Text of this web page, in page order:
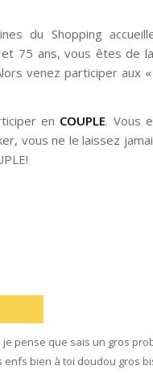
du Shopping
75 ans, vous êtes de
venez participer aux «
en COUPLE. Vous
vous ne le laissez
pense que sais un gros
enfs bien à toi doudou gros